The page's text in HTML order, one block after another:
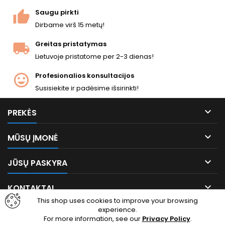
dėtuvė, &lt;1,0 J. 150 mm, 535
g.
Saugu pirkti
Dirbame virš 15 metų!
Greitas pristatymas
Lietuvoje pristatome per 2-3 dienas!
Profesionalios konsultacijos
Susisiekite ir padėsime išsirinkti!
PREKĖS 
MŪSŲ ĮMONĖ 
JŪSŲ PASKYRA 
KONTAKTAI 
This shop uses cookies to improve your browsing
experience.
For more information, see our Privacy Policy.
FacebookInstagram